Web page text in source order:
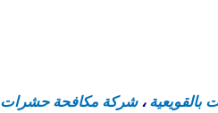
،شركة مكافحة حشرات